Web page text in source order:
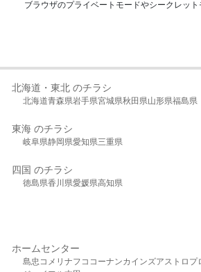
ブラウザのプライベートモードやシークレッ
北海道・東北 のチラシ
北海道青森県岩手県宮城県秋田県山形県福島県
東海 のチラシ
岐阜県静岡県愛知県三重県
四国 のチラシ
徳島県香川県愛媛県高知県
ホームセンター
島忠 コメリ ナフコ コーナンカインズアストロプ